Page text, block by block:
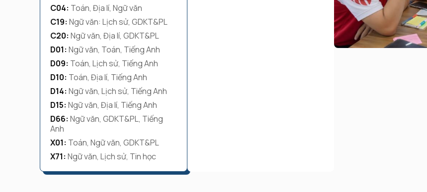
C04: Toán, Địa lí, Ngữ văn
C19: Ngữ văn: Lịch sử, GDKT&PL
C20: Ngữ văn, Địa lí, GDKT&PL
D01: Ngữ văn, Toán, Tiếng Anh
D09: Toán, Lịch sử, Tiếng Anh
D10: Toán, Địa lí, Tiếng Anh
D14: Ngữ văn, Lịch sử, Tiếng Anh
D15: Ngữ văn, Địa lí, Tiếng Anh
D66: Ngữ văn, GDKT&PL, Tiếng
Anh
X01: Toán, Ngữ văn, GDKT&PL
X71: Ngữ văn, Lịch sử, Tin học